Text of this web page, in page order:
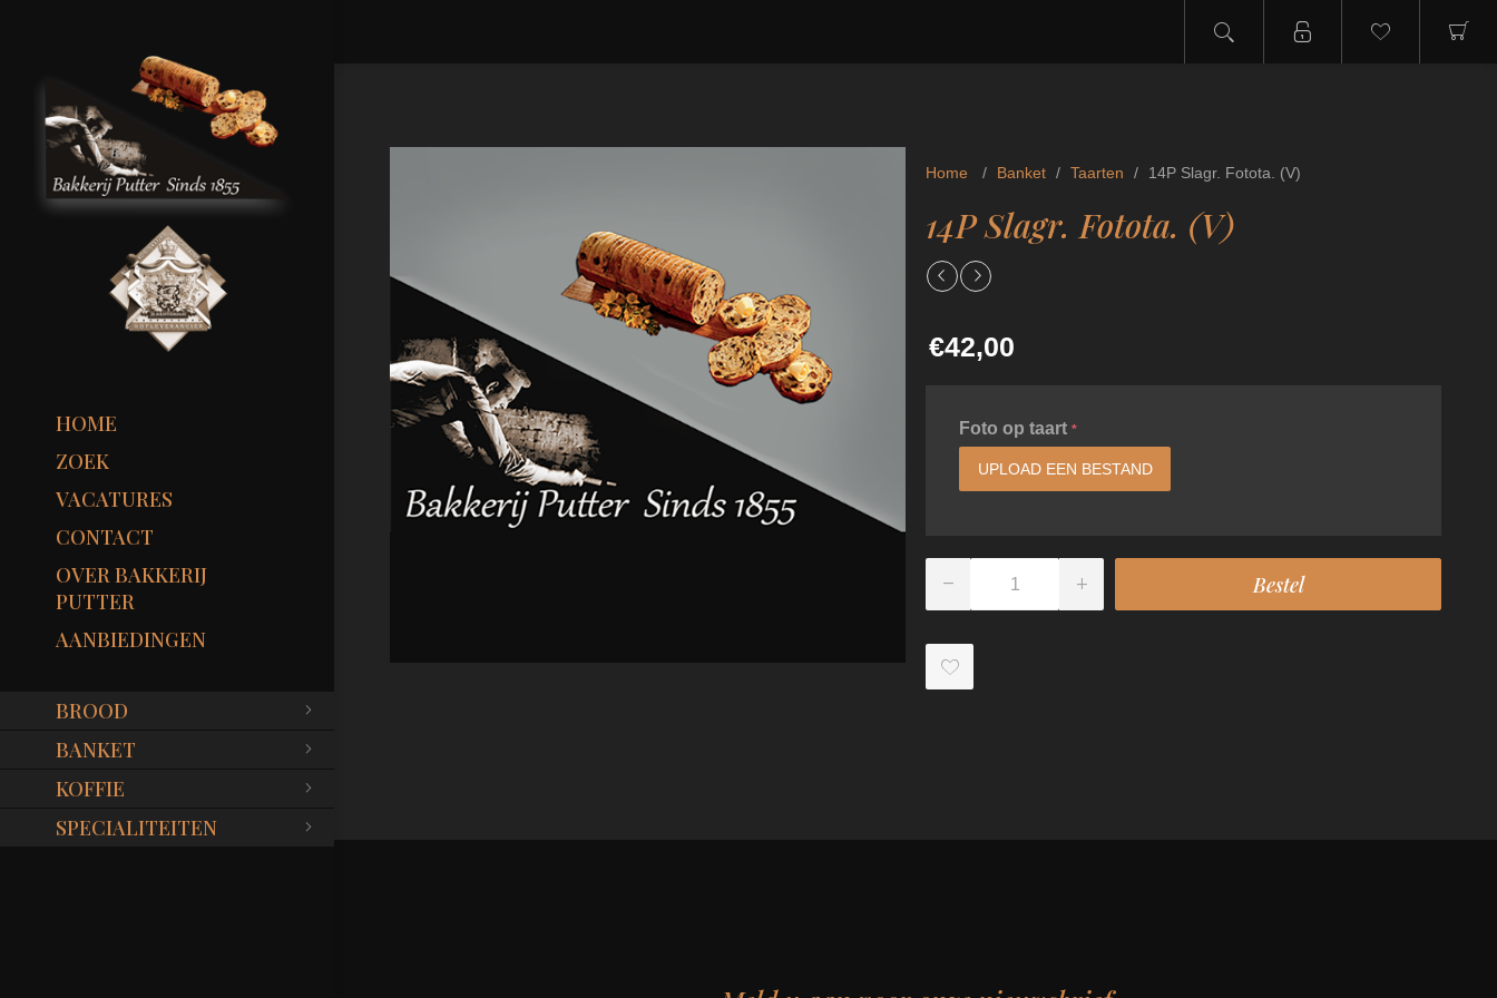
HOME
ZOEK
VACATURES
CONTACT
OVER BAKKERIJ
PUTTER
AANBIEDINGEN
BROOD
BANKET
KOFFIE
SPECIALITEITEN
Home / Banket / Taarten / 14P Slagr. Fotota. (V)
14P Slagr. Fotota. (V)
€42,00
Foto op taart*
UPLOAD EEN BESTAND